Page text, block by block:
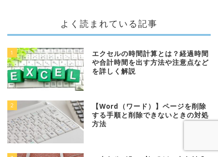
よく読まれている記事
1
エクセルの時間計算とは？経過時間
や合計時間を出す方法や注意点など
を詳しく解説
2
【Word（ワード）】ページを削除
する手順と削除できないときの対処
方法